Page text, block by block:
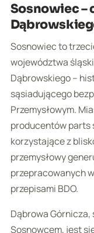
Sosnowiec –
Sosnowiec to
województwa
Dąbrowskiego –
sąsiadującego
Przemysłowym.
producentów parts
korzystające z
przemysłowy
przepracowanych
przepisami BDO.
Dąbrowa
Sosnowcem, jest